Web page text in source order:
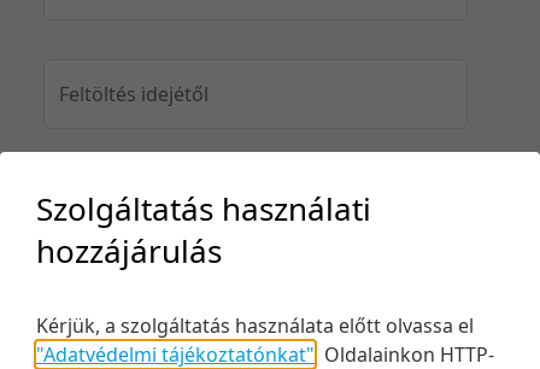
Feltöltés idejétől
Feltöltés idejéig
Keresés
Szolgáltatás használati
hozzájárulás
Kérjük, a szolgáltatás használata előtt olvassa el
"Adatvédelmi tájékoztatónkat" Oldalainkon HTTP-